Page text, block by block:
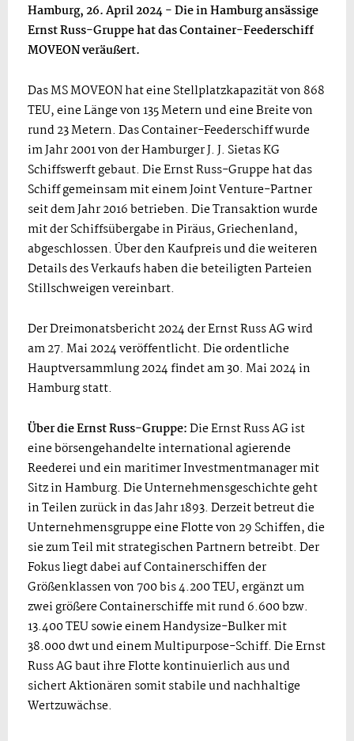
Hamburg, 26. April 2024 - Die in Hamburg ansässige
Ernst Russ-Gruppe hat das Container-Feederschiff
MOVEON veräußert.
Das MS MOVEON hat eine Stellplatzkapazität von 868
TEU, eine Länge von 135 Metern und eine Breite von
rund 23 Metern. Das Container-Feederschiff wurde
im Jahr 2001 von der Hamburger J. J. Sietas KG
Schiffswerft gebaut. Die Ernst Russ-Gruppe hat das
Schiff gemeinsam mit einem Joint Venture-Partner
seit dem Jahr 2016 betrieben. Die Transaktion wurde
mit der Schiffsübergabe in Piräus, Griechenland,
abgeschlossen. Über den Kaufpreis und die weiteren
Details des Verkaufs haben die beteiligten Parteien
Stillschweigen vereinbart.
Der Dreimonatsbericht 2024 der Ernst Russ AG wird
am 27. Mai 2024 veröffentlicht. Die ordentliche
Hauptversammlung 2024 findet am 30. Mai 2024 in
Hamburg statt.
Über die Ernst Russ-Gruppe:Die Ernst Russ AG ist
eine börsengehandelte international agierende
Reederei und ein maritimer Investmentmanager mit
Sitz in Hamburg. Die Unternehmensgeschichte geht
in Teilen zurück in das Jahr 1893. Derzeit betreut die
Unternehmensgruppe eine Flotte von 29 Schiffen, die
sie zum Teil mit strategischen Partnern betreibt. Der
Fokus liegt dabei auf Containerschiffen der
Größenklassen von 700 bis 4.200 TEU, ergänzt um
zwei größere Containerschiffe mit rund 6.600 bzw.
13.400 TEU sowie einem Handysize-Bulker mit
38.000 dwt und einem Multipurpose-Schiff. Die Ernst
Russ AG baut ihre Flotte kontinuierlich aus und
sichert Aktionären somit stabile und nachhaltige
Wertzuwächse.